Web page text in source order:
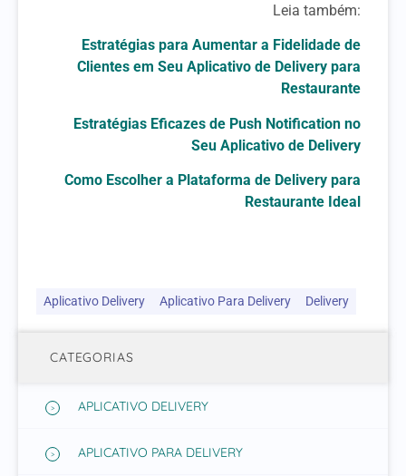
Leia também:
Estratégias para Aumentar a Fidelidade de
Clientes em Seu Aplicativo de Delivery para
Restaurante
Estratégias Eficazes de Push Notification no
Seu Aplicativo de Delivery
Como Escolher a Plataforma de Delivery para
Restaurante Ideal
Aplicativo Delivery Aplicativo Para Delivery Delivery
CATEGORIAS
APLICATIVO DELIVERY
APLICATIVO PARA DELIVERY